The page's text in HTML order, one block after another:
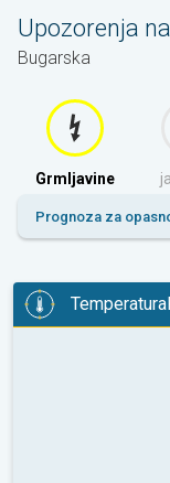
Upozorenja
Bugarska
Grmljavine
Prognoza za